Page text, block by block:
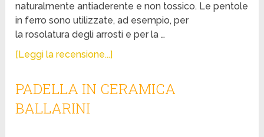
naturalmente antiaderente e non tossico. Le pentole
in ferro sono utilizzate, ad esempio, per
la rosolatura degli arrosti e per la …
[Leggi la recensione...]
PADELLA IN CERAMICA
BALLARINI